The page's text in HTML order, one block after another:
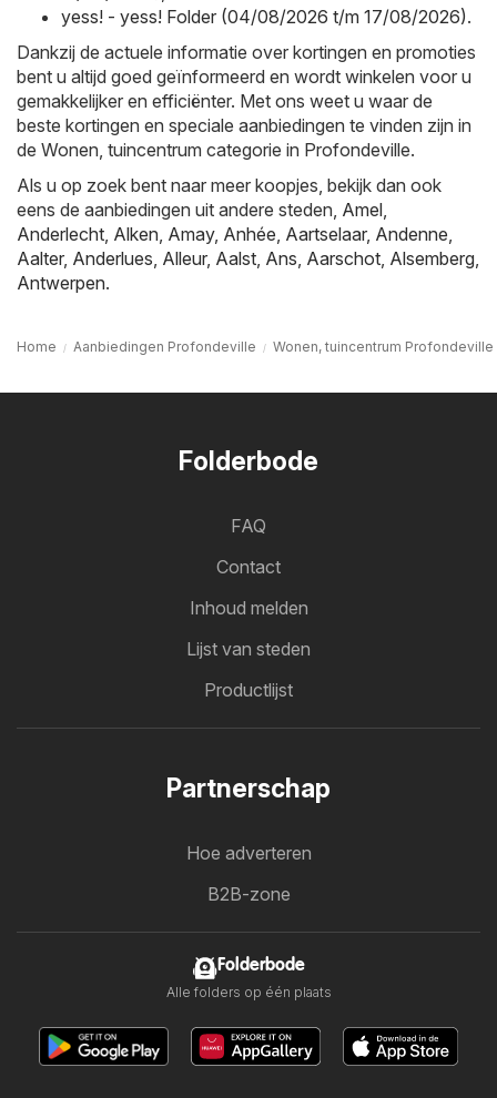
yess! - yess! Folder (04/08/2026 t/m 17/08/2026).
Dankzij de actuele informatie over kortingen en promoties
bent u altijd goed geïnformeerd en wordt winkelen voor u
gemakkelijker en efficiënter. Met ons weet u waar de
beste kortingen en speciale aanbiedingen te vinden zijn in
de Wonen, tuincentrum categorie in Profondeville.
Als u op zoek bent naar meer koopjes, bekijk dan ook
eens de aanbiedingen uit andere steden, Amel
Anderlecht Alken Amay, Anhée Aartselaar, Andenne
Aalter, Anderlues Alleur, Aalst Ans Aarschot Alsemberg
Antwerpen.
Home Aanbiedingen Profondeville Wonen, tuincentrum Profondeville
Folderbode
FAQ
Contact
Inhoud melden
Lijst van steden
Productlijst
Partnerschap
Hoe adverteren
B2B-zone
Folderbode
Alle folders op één plaats